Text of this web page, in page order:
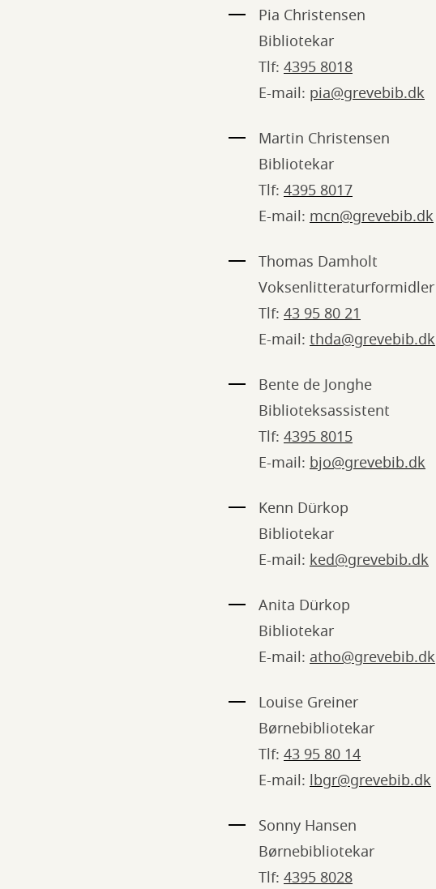
Pia Christensen
Bibliotekar
Tlf: 4395 8018
E-mail: pia@grevebib.dk
Martin Christensen
Bibliotekar
Tlf: 4395 8017
E-mail: mcn@grevebib.dk
Thomas Damholt
Voksenlitteraturformidler
Tlf: 43 95 80 21
E-mail: thda@grevebib.dk
Bente de Jonghe
Biblioteksassistent
Tlf: 4395 8015
E-mail: bjo@grevebib.dk
Kenn Dürkop
Bibliotekar
E-mail: ked@grevebib.dk
Anita Dürkop
Bibliotekar
E-mail: atho@grevebib.dk
Louise Greiner
Børnebibliotekar
Tlf: 43 95 80 14
E-mail: lbgr@grevebib.dk
Sonny Hansen
Børnebibliotekar
Tlf: 4395 8028